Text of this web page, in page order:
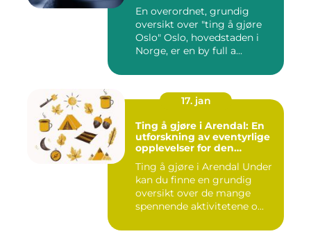
En overordnet, grundig
oversikt over "ting å gjøre
Oslo" Oslo, hovedstaden i
Norge, er en by full a...
17. jan
Ting å gjøre i Arendal: En
utforskning av eventyrlige
opplevelser for den
Ting å gjøre i Arendal Under
kan du finne en grundig
oversikt over de mange
spennende aktivitetene o...